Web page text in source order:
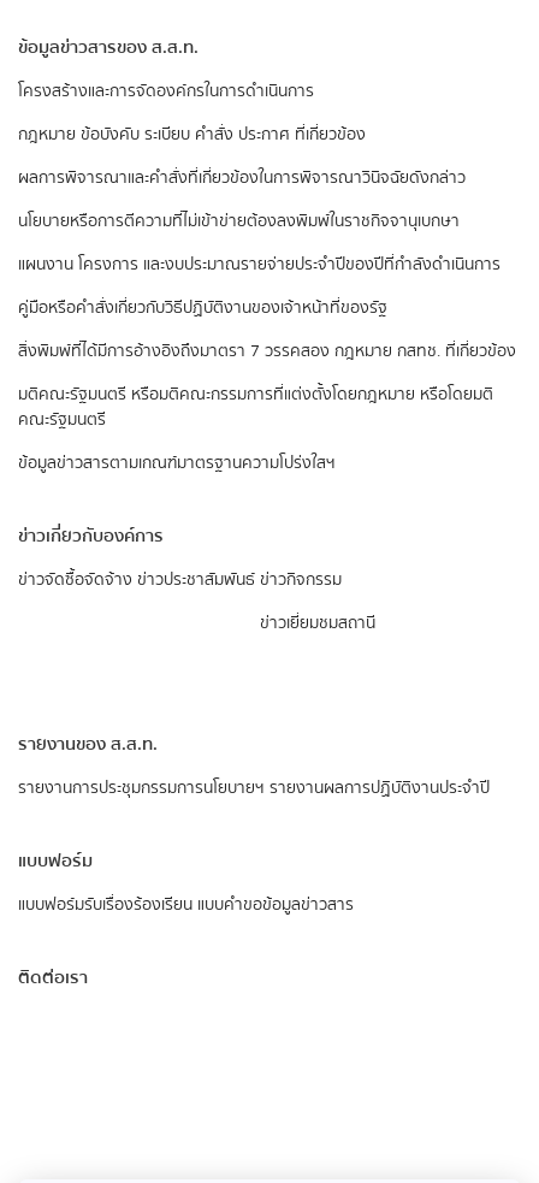
ข้อมูลข่าวสารของ ส.ส.ท.
​โครงสร้างและการจัดองค์กรในการดำเนินการ
กฎหมาย ข้อบังคับ ระเบียบ คำสั่ง ประกาศ ที่เกี่ยวข้อง
ผลการพิจารณาและคำสั่งที่เกี่ยวข้องในการพิจารณาวินิจฉัยดังกล่าว
นโยบายหรือการตีความที่ไม่เข้าข่ายต้องลงพิมพ์ในราชกิจจานุเบกษา
แผนงาน โครงการ และงบประมาณรายจ่ายประจำปีของปีที่กำลังดำเนินการ
คู่มือหรือคำสั่งเกี่ยวกับวิธีปฏิบัติงานของเจ้าหน้าที่ของรัฐ
สิ่งพิมพ์ที่ได้มีการอ้างอิงถึงมาตรา 7 วรรคสอง กฎหมาย กสทช. ที่เกี่ยวข้อง
มติคณะรัฐมนตรี หรือมติคณะกรรมการที่แต่งตั้งโดยกฎหมาย หรือโดยมติ
คณะรัฐมนตรี
ข้อมูลข่าวสารตามเกณฑ์มาตรฐานความโปร่งใสฯ
ข่าวเกี่ยวกับองค์การ
ข่าวจัดซื้อจัดจ้าง ข่าวประชาสัมพันธ์ ข่าวกิจกรรม
ข่าวเยี่ยมชมสถานี
รายงานของ ส.ส.ท.
รายงานการประชุมกรรมการนโยบายฯ รายงานผลการปฏิบัติงานประจำปี
แบบฟอร์ม
แบบฟอร์มรับเรื่องร้องเรียน แบบคำขอข้อมูลข่าวสาร
ติดต่อเรา